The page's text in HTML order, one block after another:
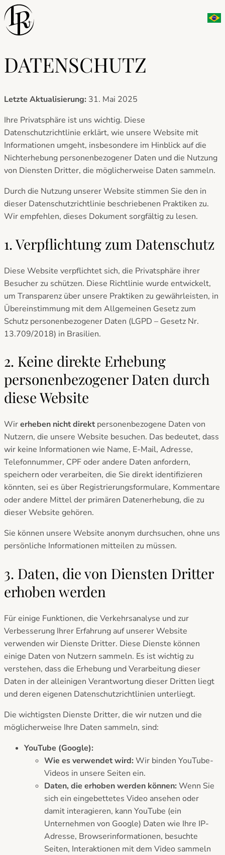
Zum
Inhalt
springen
DATENSCHUTZ
Letzte Aktualisierung: 31. Mai 2025
Ihre Privatsphäre ist uns wichtig. Diese
Datenschutzrichtlinie erklärt, wie unsere Website mit
Informationen umgeht, insbesondere im Hinblick auf die
Nichterhebung personenbezogener Daten und die Nutzung
von Diensten Dritter, die möglicherweise Daten sammeln.
Durch die Nutzung unserer Website stimmen Sie den in
dieser Datenschutzrichtlinie beschriebenen Praktiken zu.
Wir empfehlen, dieses Dokument sorgfältig zu lesen.
1. Verpflichtung zum Datenschutz
Diese Website verpflichtet sich, die Privatsphäre ihrer
Besucher zu schützen. Diese Richtlinie wurde entwickelt,
um Transparenz über unsere Praktiken zu gewährleisten, in
Übereinstimmung mit dem Allgemeinen Gesetz zum
Schutz personenbezogener Daten (LGPD – Gesetz Nr.
13.709/2018) in Brasilien.
2. Keine direkte Erhebung
personenbezogener Daten durch
diese Website
Wirerheben nicht direkt personenbezogene Daten von
Nutzern, die unsere Website besuchen. Das bedeutet, dass
wir keine Informationen wie Name, E-Mail, Adresse,
Telefonnummer, CPF oder andere Daten anfordern,
speichern oder verarbeiten, die Sie direkt identifizieren
könnten, sei es über Registrierungsformulare, Kommentare
oder andere Mittel der primären Datenerhebung, die zu
dieser Website gehören.
Sie können unsere Website anonym durchsuchen, ohne uns
persönliche Informationen mitteilen zu müssen.
3. Daten, die von Diensten Dritter
erhoben werden
Für einige Funktionen, die Verkehrsanalyse und zur
Verbesserung Ihrer Erfahrung auf unserer Website
verwenden wir Dienste Dritter. Diese Dienste können
einige Daten von Nutzern sammeln. Es ist wichtig zu
verstehen, dass die Erhebung und Verarbeitung dieser
Daten in der alleinigen Verantwortung dieser Dritten liegt
und deren eigenen Datenschutzrichtlinien unterliegt.
Die wichtigsten Dienste Dritter, die wir nutzen und die
möglicherweise Ihre Daten sammeln, sind:
YouTube (Google):
Wie es verwendet wird: Wir binden YouTube-
Videos in unsere Seiten ein.
Daten, die erhoben werden können: Wenn Sie
sich ein eingebettetes Video ansehen oder
damit interagieren, kann YouTube (ein
Unternehmen von Google) Daten wie Ihre IP-
Adresse, Browserinformationen, besuchte
Seiten, Interaktionen mit dem Video sammeln